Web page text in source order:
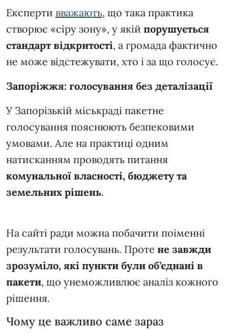
Експерти вважають, що така практика
створює «сіру зону», у якій порушується
стандарт відкритості, а громада фактично
не може відстежувати, хто і за що голосує.
Запоріжжя: голосування без деталізації
У Запорізькій міськраді пакетне
голосування пояснюють безпековими
умовами. Але на практиці одним
натисканням проводять питання
комунальної власності, бюджету та
земельних рішень.
На сайті ради можна побачити поіменні
результати голосувань. Проте не завжди
зрозуміло, які пункти були об’єднані в
пакети, що унеможливлює аналіз кожного
рішення.
Чому це важливо саме зараз